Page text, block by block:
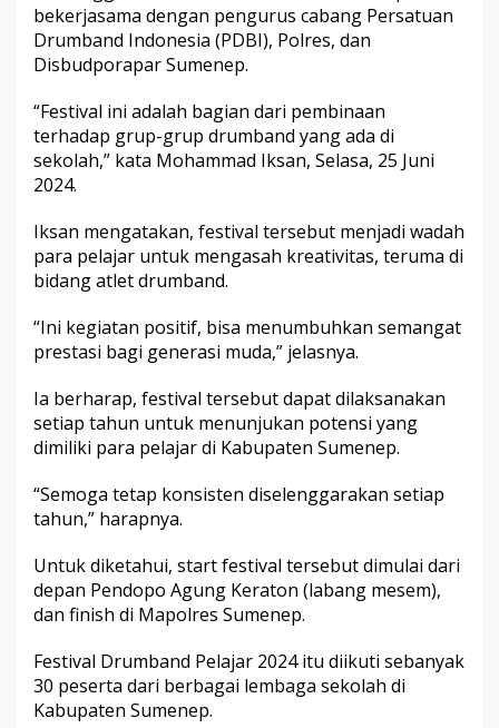
F
e
s
v
a
l
m
b
a
d
P
e
a
j
a
r
0
2
bekerjasama dengan pengurus cabang Persatuan
Drumband Indonesia (PDBI), Polres, dan
Disbudporapar Sumenep.
“Festival ini adalah bagian dari pembinaan
terhadap grup-grup drumband yang ada di
sekolah,” kata Mohammad Iksan, Selasa, 25 Juni
2024.
Iksan mengatakan, festival tersebut menjadi wadah
para pelajar untuk mengasah kreativitas, teruma di
bidang atlet drumband.
“Ini kegiatan positif, bisa menumbuhkan semangat
prestasi bagi generasi muda,” jelasnya.
Ia berharap, festival tersebut dapat dilaksanakan
setiap tahun untuk menunjukan potensi yang
dimiliki para pelajar di Kabupaten Sumenep.
“Semoga tetap konsisten diselenggarakan setiap
tahun,” harapnya.
Untuk diketahui, start festival tersebut dimulai dari
depan Pendopo Agung Keraton (labang mesem),
dan finish di Mapolres Sumenep.
Festival Drumband Pelajar 2024 itu diikuti sebanyak
30 peserta dari berbagai lembaga sekolah di
Kabupaten Sumenep.